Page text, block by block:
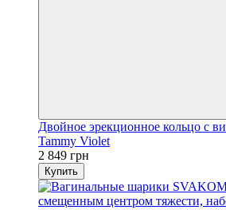
Двойное эрекционное кольцо с
Tammy Violet
2 849 грн
Купить